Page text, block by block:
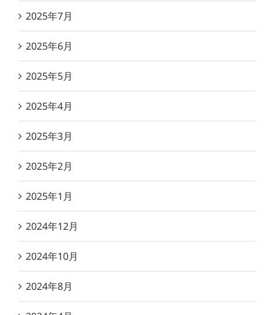
2025年7月
2025年6月
2025年5月
2025年4月
2025年3月
2025年2月
2025年1月
2024年12月
2024年10月
2024年8月